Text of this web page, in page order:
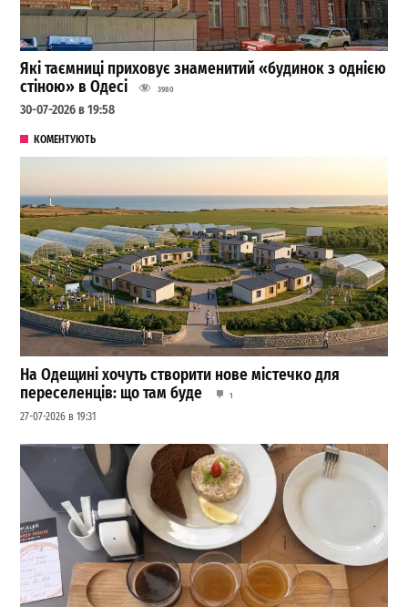
Які таємниці приховує знаменитий «будинок з однією
стіною» в Одесі
3980
30-07-2026 в 19:58
КОМЕНТУЮТЬ
На Одещині хочуть створити нове містечко для
переселенців: що там буде
1
27-07-2026 в 19:31